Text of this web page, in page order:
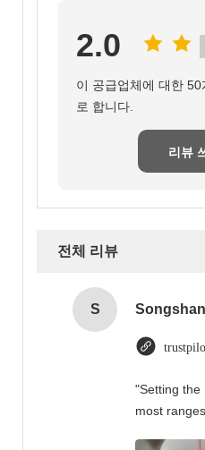
2.0
이 공급업체에 대한
로 합니다.
리뷰
전체 리뷰
S
"Setting the
most